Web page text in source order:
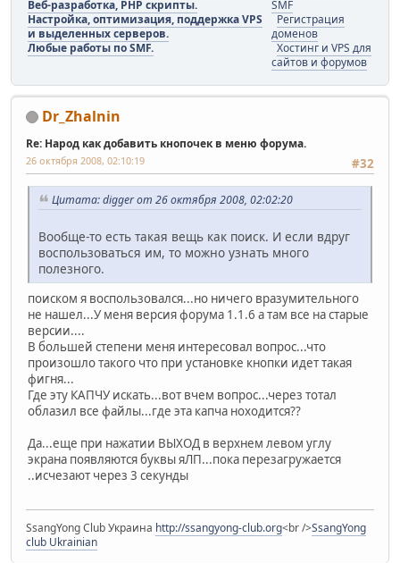
Веб-разработка, PHP скрипты.
Настройка, оптимизация, поддержка VPS
и выделенных серверов.
Любые работы по SMF.
SMF
Регистрация
доменов
Хостинг и VPS для
сайтов и форумов
Dr_Zhalnin
Re: Народ как добавить кнопочек в меню форума.
#32
26 октября 2008, 02:10:19
Цитата: digger от 26 октября 2008, 02:02:20
Вообще-то есть такая вещь как поиск. И если вдруг
воспользоваться им, то можно узнать много
полезного.
поиском я воспользовался...но ничего вразумительного
не нашел...У меня версия форума 1.1.6 а там все на старые
версии....
В большей степени меня интересовал вопрос...что
произошло такого что при установке кнопки идет такая
фигня...
Где эту КАПЧУ искать...вот вчем вопрос...через тотал
облазил все файлы...где эта капча ноходится??
Да...еще при нажатии ВЫХОД в верхнем левом углу
экрана появляются буквы яЛП...пока перезагружается
..исчезают через 3 секунды
SsangYong Club Украина http://ssangyong-club.org<br />SsangYong
club Ukrainian